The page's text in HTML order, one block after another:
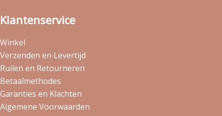
Klantenservice
Winkel
Verzenden en Levertijd
Ruilen en Retourneren
Betaalmethodes
Garanties en Klachten
Algemene Voorwaarden